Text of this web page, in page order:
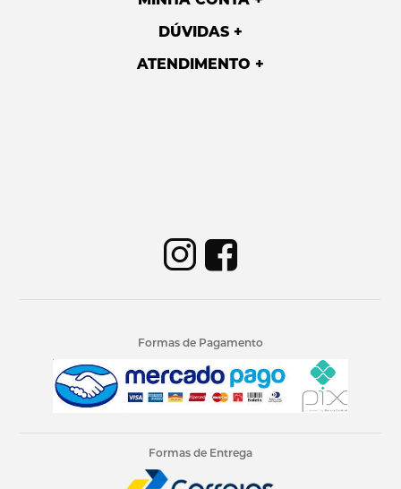
DÚVIDAS
ATENDIMENTO
Formas de Pagamento
Formas de Entrega